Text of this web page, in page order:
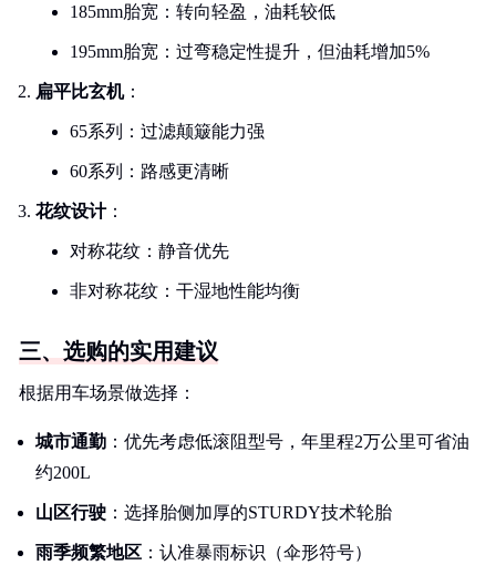
185mm胎宽：转向轻盈，油耗较低
195mm胎宽：过弯稳定性提升，但油耗增加5%
扁平比玄机：
65系列：过滤颠簸能力强
60系列：路感更清晰
花纹设计：
对称花纹：静音优先
非对称花纹：干湿地性能均衡
三、选购的实用建议
根据用车场景做选择：
城市通勤 ：优先考虑低滚阻型号，年里程2万公里可省油
约200L
山区行驶 ：选择胎侧加厚的STURDY技术轮胎
雨季频繁地区 ：认准暴雨标识（伞形符号）